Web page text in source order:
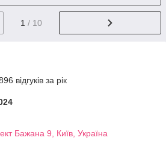
1 / 10
відгуків за рік
Бажана 9, Київ, Україна